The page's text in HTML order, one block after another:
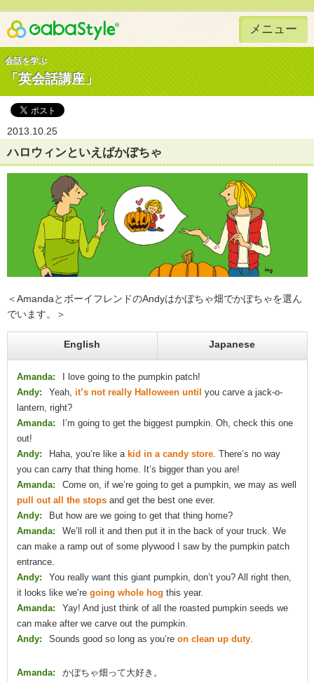
Gaba Style 無料で英語学習 メニュー
会話を学ぶ
「英会話講座」
2013.10.25
ハロウィンといえばかぼちゃ
＜AmandaとボーイフレンドのAndyはかぼちゃ畑でかぼちゃを選ん
でいます。＞
English Japanese
Amanda:
I love going to the pumpkin patch!
Andy:
Yeah, it’s not really Halloween until you carve a jack-o-
lantern, right?
Amanda:
I’m going to get the biggest pumpkin. Oh, check this one
out!
Andy:
Haha, you’re like a kid in a candy store. There’s no way
you can carry that thing home. It’s bigger than you are!
Amanda:
Come on, if we’re going to get a pumpkin, we may as well
pull out all the stopsand get the best one ever.
Andy:
But how are we going to get that thing home?
Amanda:
We’ll roll it and then put it in the back of your truck. We
can make a ramp out of some plywood I saw by the pumpkin patch
entrance.
Andy:
You really want this giant pumpkin, don’t you? All right then,
it looks like we’re going whole hog this year.
Amanda:
Yay! And just think of all the roasted pumpkin seeds we
can make after we carve out the pumpkin.
Andy:
Sounds good so long as you’re on clean up duty.
Amanda:
かぼちゃ畑って大好き。